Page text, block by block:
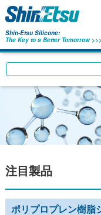
Shin-Etsu Silicone:
The Key to a Better Tomorrow >>>
Write your search query
注目製品
ポリプロプレン樹脂